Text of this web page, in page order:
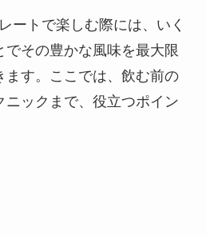
ートで楽しむ際には、いく
その豊かな風味を最大限
ます。ここでは、飲む前の
ニックまで、役立つポイン